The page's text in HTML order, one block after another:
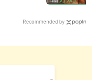
Recommended by